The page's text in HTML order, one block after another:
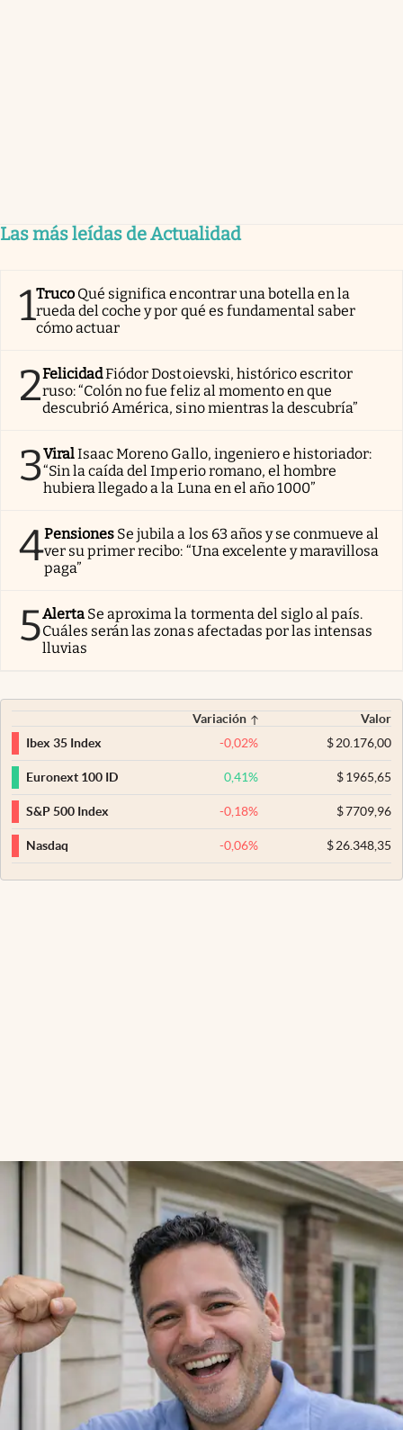
Las más leídas de Actualidad
1Truco Qué significa encontrar una botella en la
rueda del coche y por qué es fundamental saber
cómo actuar
2FelicidadFiódor Dostoievski, histórico escritor
ruso: “Colón no fue feliz al momento en que
descubrió América, sino mientras la descubría”
3ViralIsaac Moreno Gallo, ingeniero e historiador:
“Sin la caída del Imperio romano, el hombre
hubiera llegado a la Luna en el año 1000”
4Pensiones Se jubila a los 63 años y se conmueve al
ver su primer recibo: “Una excelente y maravillosa
paga”
5Alerta Se aproxima la tormenta del siglo al país.
Cuáles serán las zonas afectadas por las intensas
lluvias
Variación
Valor
Ibex 35 Index
-0,02% $20.176,00
Euronext 100 ID 0,41% $1965,65
S&P 500 Index -0,18% $7709,96
Nasdaq -0,06% $26.348,35